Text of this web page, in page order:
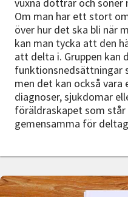
Lyssna
Om man har ett stort
över hur det ska bli när
kan man tycka att den
att delta i. Gruppen kan
funktionsnedsättningar
men det kan också
diagnoser, sjukdomar
föräldraskapet som
gemensamma för